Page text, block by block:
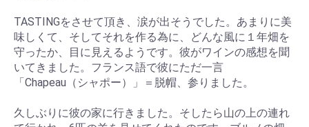
TASTINGをさせて頂き、涙が出そうでした。あまりに美
味しくて、そしてそれを作る為に、どんな風に１年畑を
守ったか、目に見えるようです。彼がワインの感想を聞
いてきました。フランス語で彼にただ一言
「Chapeau（シャポー）」＝脱帽、参りました。
久しぶりに彼の家に行きました。そしたら山の上の連れ